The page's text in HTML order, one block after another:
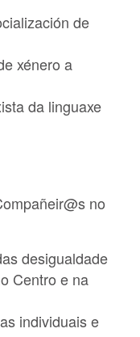
de
xénero a
da linguaxe
no
desigualdade
Centro e na
individuais e